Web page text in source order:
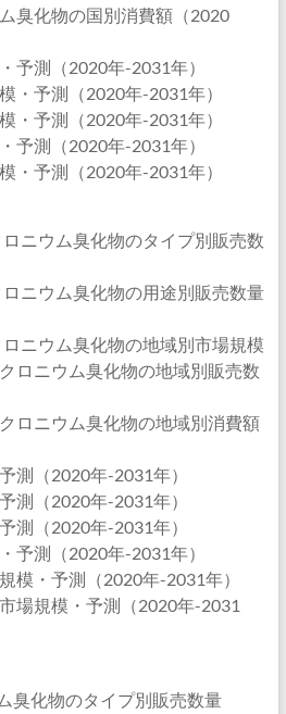
臭化物の国別消費額（2020
予測（2020年-2031年）
・予測（2020年-2031年）
・予測（2020年-2031年）
予測（2020年-2031年）
・予測（2020年-2031年）
ニウム臭化物のタイプ別販売数
ニウム臭化物の用途別販売数量
ニウム臭化物の地域別市場規模
ロニウム臭化物の地域別販売数
ロニウム臭化物の地域別消費額
測（2020年-2031年）
測（2020年-2031年）
測（2020年-2031年）
予測（2020年-2031年）
模・予測（2020年-2031年）
場規模・予測（2020年-2031
臭化物のタイプ別販売数量